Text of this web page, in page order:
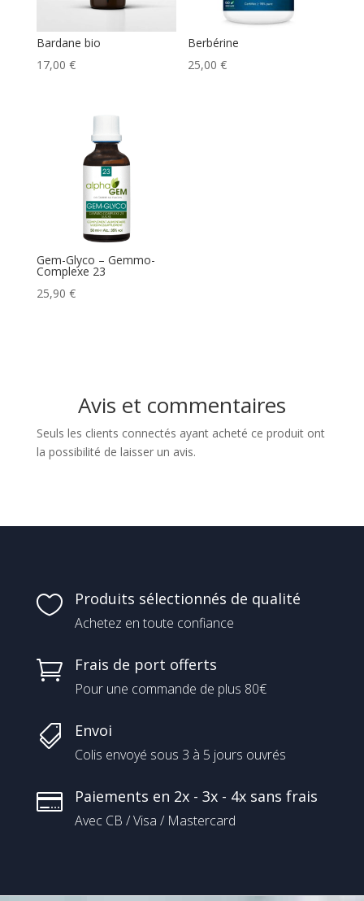
Bardane bio
17,00 €
Berbérine
25,00€
Gem-Glyco – Gemmo-
Complexe 23
25,90 €
Avis et commentaires
Seuls les clients connectés ayant acheté ce produit ont
la possibilité de laisser un avis.
 Produits sélectionnés de qualité
Achetez en toute confiance
 Frais de port offerts
Pour une commande de plus 80€
 Envoi
Colis envoyé sous 3 à 5 jours ouvrés
 Paiements en 2x - 3x - 4x sans frais
Avec CB / Visa / Mastercard